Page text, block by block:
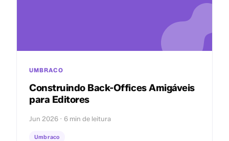
UMBRACO
Construindo Back-Offices Amigáveis
para Editores
Jun 2026 · 6 min de leitura
Umbraco